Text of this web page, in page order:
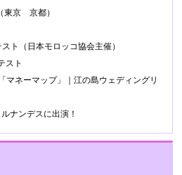
東京 京都）
ト（日本モロッコ協会主催）
スト
マネーマップ」｜江の島ウェディングリ
ナンデスに出演！